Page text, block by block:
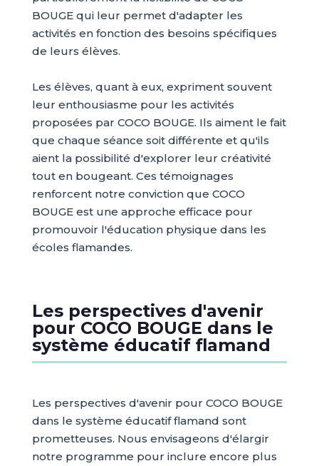
BOUGE qui leur permet d'adapter les
activités en fonction des besoins spécifiques
de leurs élèves.
Les élèves, quant à eux, expriment souvent
leur enthousiasme pour les activités
proposées par COCO BOUGE. Ils aiment le fait
que chaque séance soit différente et qu'ils
aient la possibilité d'explorer leur créativité
tout en bougeant. Ces témoignages
renforcent notre conviction que COCO
BOUGE est une approche efficace pour
promouvoir l'éducation physique dans les
écoles flamandes.
Les perspectives d'avenir
pour COCO BOUGE dans le
système éducatif flamand
Les perspectives d'avenir pour COCO BOUGE
dans le système éducatif flamand sont
prometteuses. Nous envisageons d'élargir
notre programme pour inclure encore plus